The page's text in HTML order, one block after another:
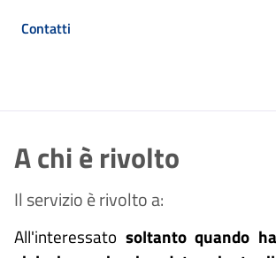
Contatti
A chi è rivolto
Il servizio è rivolto a:
All'interessato soltanto quando